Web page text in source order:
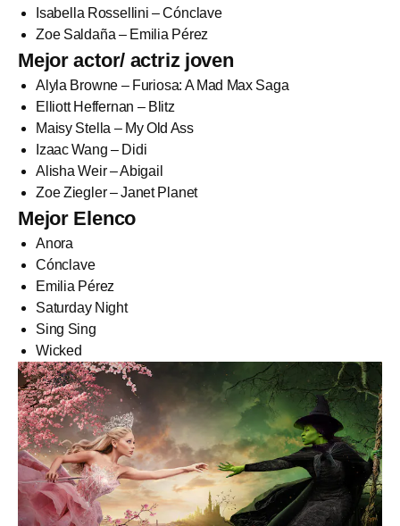
Isabella Rossellini – Cónclave
Zoe Saldaña – Emilia Pérez
Mejor actor/ actriz joven
Alyla Browne – Furiosa: A Mad Max Saga
Elliott Heffernan – Blitz
Maisy Stella – My Old Ass
Izaac Wang – Didi
Alisha Weir – Abigail
Zoe Ziegler – Janet Planet
Mejor Elenco
Anora
Cónclave
Emilia Pérez
Saturday Night
Sing Sing
Wicked